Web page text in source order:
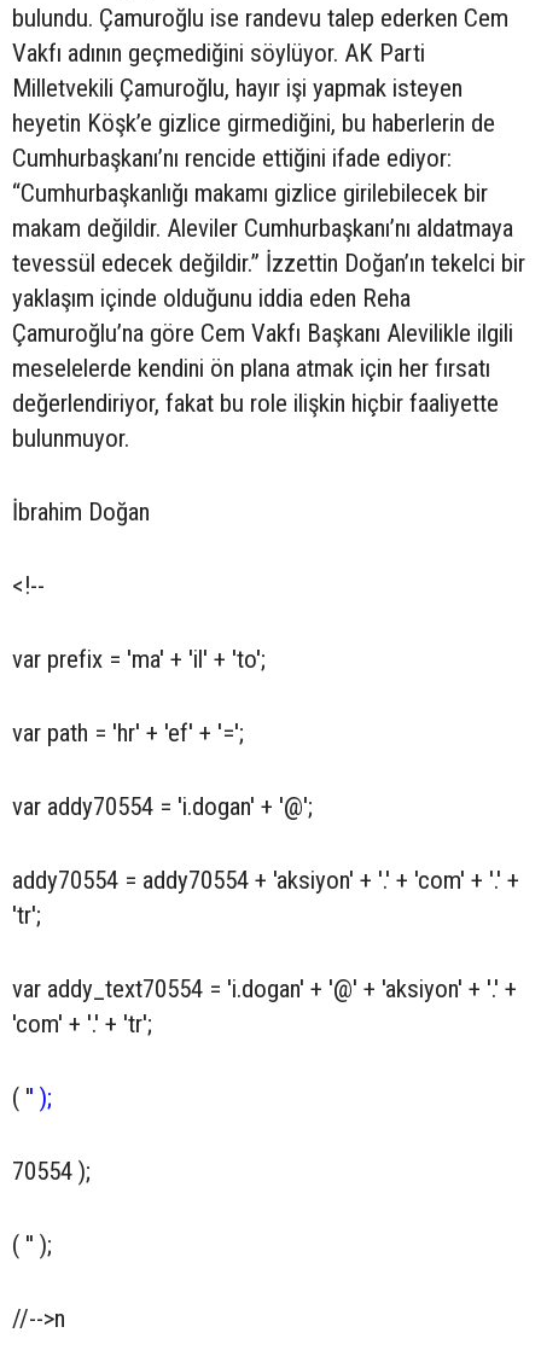
bulundu. Çamuroğlu ise randevu talep ederken Cem
Vakfı adının geçmediğini söylüyor. AK Parti
Milletvekili Çamuroğlu, hayır işi yapmak isteyen
heyetin Köşk’e gizlice girmediğini, bu haberlerin de
Cumhurbaşkanı’nı rencide ettiğini ifade ediyor:
“Cumhurbaşkanlığı makamı gizlice girilebilecek bir
makam değildir. Aleviler Cumhurbaşkanı’nı aldatmaya
tevessül edecek değildir.” İzzettin Doğan’ın tekelci bir
yaklaşım içinde olduğunu iddia eden Reha
Çamuroğlu’na göre Cem Vakfı Başkanı Alevilikle ilgili
meselelerde kendini ön plana atmak için her fırsatı
değerlendiriyor, fakat bu role ilişkin hiçbir faaliyette
bulunmuyor.
İbrahim Doğan
<!--
var prefix = 'ma' + 'il' + 'to';
var path = 'hr' + 'ef' + '=';
var addy70554 = 'i.dogan' + '@';
addy70554 = addy70554 + 'aksiyon' + '.' + 'com' + '.' +
'tr';
var addy_text70554 = 'i.dogan' + '@' + 'aksiyon' + '.' +
'com' + '.' + 'tr';
( '' );
70554 );
( '' );
//-->n